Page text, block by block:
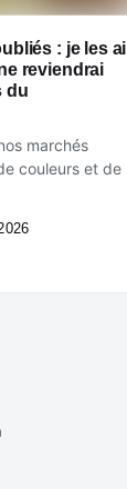
: je les ai
reviendrai
du
marchés
couleurs et de